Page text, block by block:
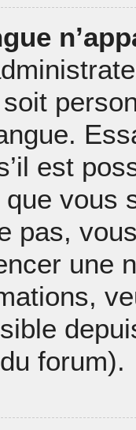
est
que vous
pas,
une
forum).